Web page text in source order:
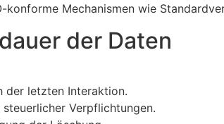
konforme Mechanismen wie
der Daten
der letzten Interaktion.
Verpflichtungen.